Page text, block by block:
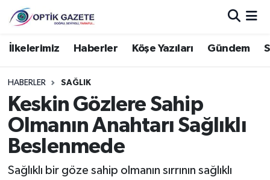
İlkelerimiz Haberler Köşe Yazıları Gündem
HABERLER SAĞLIK
Keskin Gözlere Sahip
Olmanın Anahtarı Sağlıklı
Beslenmede
Sağlıklı bir göze sahip olmanın sırrının sağlıklı
Nöbetçi Eczaneler
Hava Durumu
İstanbul Namaz Vakitleri
Trafik Durumu
Süper Lig Puan Durumu ve Fikstür